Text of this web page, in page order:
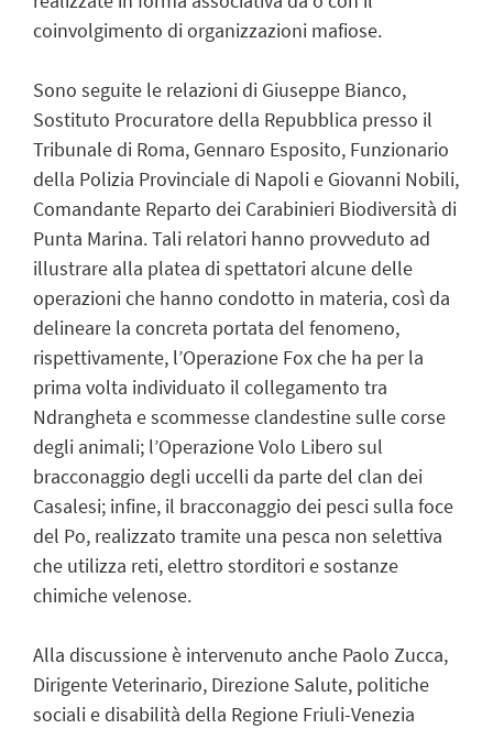
coinvolgimento di organizzazioni mafiose.
Sono seguite le relazioni di Giuseppe Bianco,
Sostituto Procuratore della Repubblica presso il
Tribunale di Roma, Gennaro Esposito, Funzionario
della Polizia Provinciale di Napoli e Giovanni Nobili,
Comandante Reparto dei Carabinieri Biodiversità di
Punta Marina. Tali relatori hanno provveduto ad
illustrare alla platea di spettatori alcune delle
operazioni che hanno condotto in materia, così da
delineare la concreta portata del fenomeno,
rispettivamente, l’Operazione Fox che ha per la
prima volta individuato il collegamento tra
Ndrangheta e scommesse clandestine sulle corse
degli animali; l’Operazione Volo Libero sul
bracconaggio degli uccelli da parte del clan dei
Casalesi; infine, il bracconaggio dei pesci sulla foce
del Po, realizzato tramite una pesca non selettiva
che utilizza reti, elettro storditori e sostanze
chimiche velenose.
Alla discussione è intervenuto anche Paolo Zucca,
Dirigente Veterinario, Direzione Salute, politiche
sociali e disabilità della Regione Friuli-Venezia